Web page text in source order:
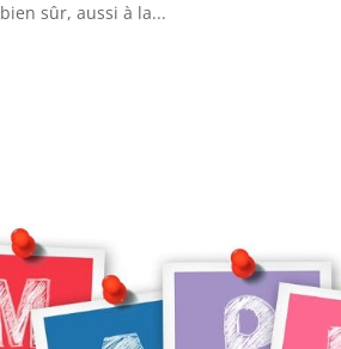
bien sûr, aussi à la...